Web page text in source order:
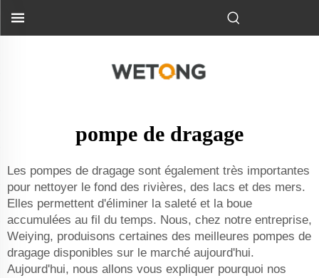
pompe de dragage
Les pompes de dragage sont également très importantes
pour nettoyer le fond des rivières, des lacs et des mers.
Elles permettent d'éliminer la saleté et la boue
accumulées au fil du temps. Nous, chez notre entreprise,
Weiying, produisons certaines des meilleures pompes de
dragage disponibles sur le marché aujourd'hui.
Aujourd'hui, nous allons vous expliquer pourquoi nos